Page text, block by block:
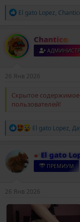
Р
к
ц
и
и
El gato Lopez,
Chantico
26 Янв 2026
Скрытое содержимое
пользователей!
Р
ц
El gato Lopez,
El gato
ПРЕМИУМ
26 Янв 2026